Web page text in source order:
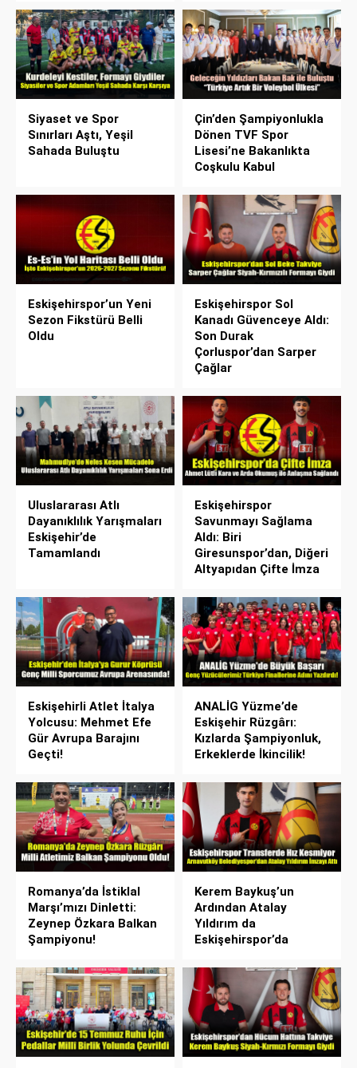
Siyaset ve Spor
Sınırları Aştı, Yeşil
Sahada Buluştu
Çin’den Şampiyonlukla
Dönen TVF Spor
Lisesi’ne Bakanlıkta
Coşkulu Kabul
Eskişehirspor’un Yeni
Sezon Fikstürü Belli
Oldu
Eskişehirspor Sol
Kanadı Güvenceye Aldı:
Son Durak
Çorluspor’dan Sarper
Çağlar
Uluslararası Atlı
Dayanıklılık Yarışmaları
Eskişehir’de
Tamamlandı
Eskişehirspor
Savunmayı Sağlama
Aldı: Biri
Giresunspor’dan, Diğeri
Altyapıdan Çifte İmza
Eskişehirli Atlet İtalya
Yolcusu: Mehmet Efe
Gür Avrupa Barajını
Geçti!
ANALİG Yüzme’de
Eskişehir Rüzgârı:
Kızlarda Şampiyonluk,
Erkeklerde İkincilik!
Romanya’da İstiklal
Marşı’mızı Dinletti:
Zeynep Özkara Balkan
Şampiyonu!
Kerem Baykuş’un
Ardından Atalay
Yıldırım da
Eskişehirspor’da